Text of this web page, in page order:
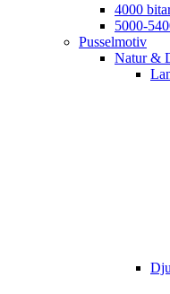
4000
5000-
Pusselmotiv
Natur &